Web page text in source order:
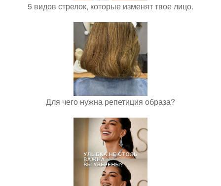
5 видов стрелок, которые изменят твое лицо.
Для чего нужна репетиция образа?